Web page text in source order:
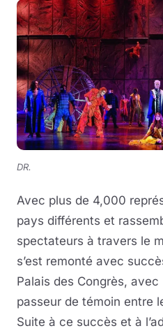
DR.
Avec plus de 4,000
pays différents et
spectateurs à travers le
s’est remonté avec
Palais des Congrès,
passeur de témoin entre
Suite à ce succès et à